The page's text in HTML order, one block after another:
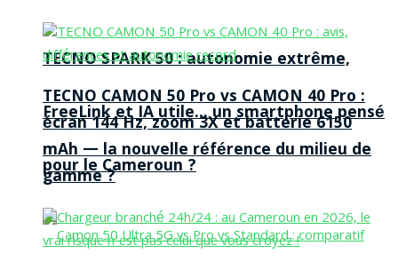
TECNO SPARK 50 : autonomie extrême,
FreeLink et IA utile… un smartphone pensé
pour le Cameroun ?
TECNO CAMON 50 Pro vs CAMON 40 Pro :
écran 144 Hz, zoom 3X et batterie 6150
mAh — la nouvelle référence du milieu de
gamme ?